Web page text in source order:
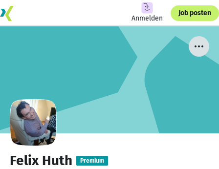
Anmelden
Job posten
Felix Huth Premium